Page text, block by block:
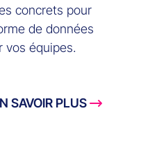
concrets pour
de données
vos équipes.
SAVOIR PLUS